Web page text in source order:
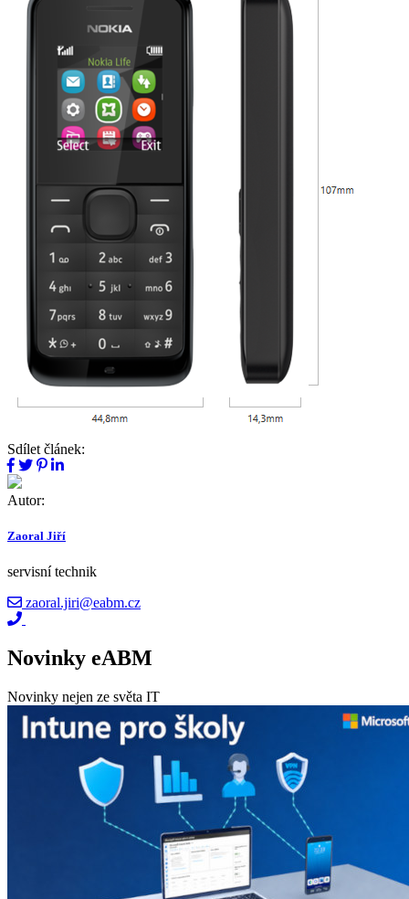
Sdílet článek:
Autor:
Zaoral Jiří
servisní technik
zaoral.jiri@eabm.cz
Novinky eABM
Novinky nejen ze světa IT